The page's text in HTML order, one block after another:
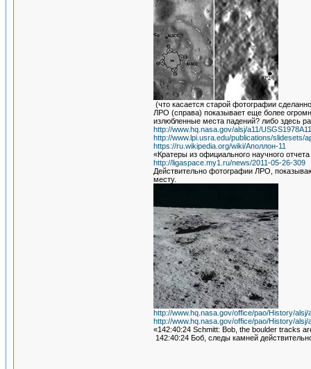
(что касается старой фотографии
ЛРО (справа) показывает еще более
излюбленные места падений? либо здесь
http://www.hq.nasa.gov/alsj/a11/
http://www.lpi.usra.edu/publications/slidesets/
https://ru.wikipedia.org/wiki/Аполлон-11
«Кратеры из официального научного
http://ligaspace.my1.ru/news/2011-05-26-309
Действительно фотографии ЛРО,
месту.
http://www.hq.nasa.gov/office/pao/History/
http://www.hq.nasa.gov/office/pao/History/
«142:40:24 Schmitt: Bob, the boulder tracks
142:40:24 Боб, следы камней